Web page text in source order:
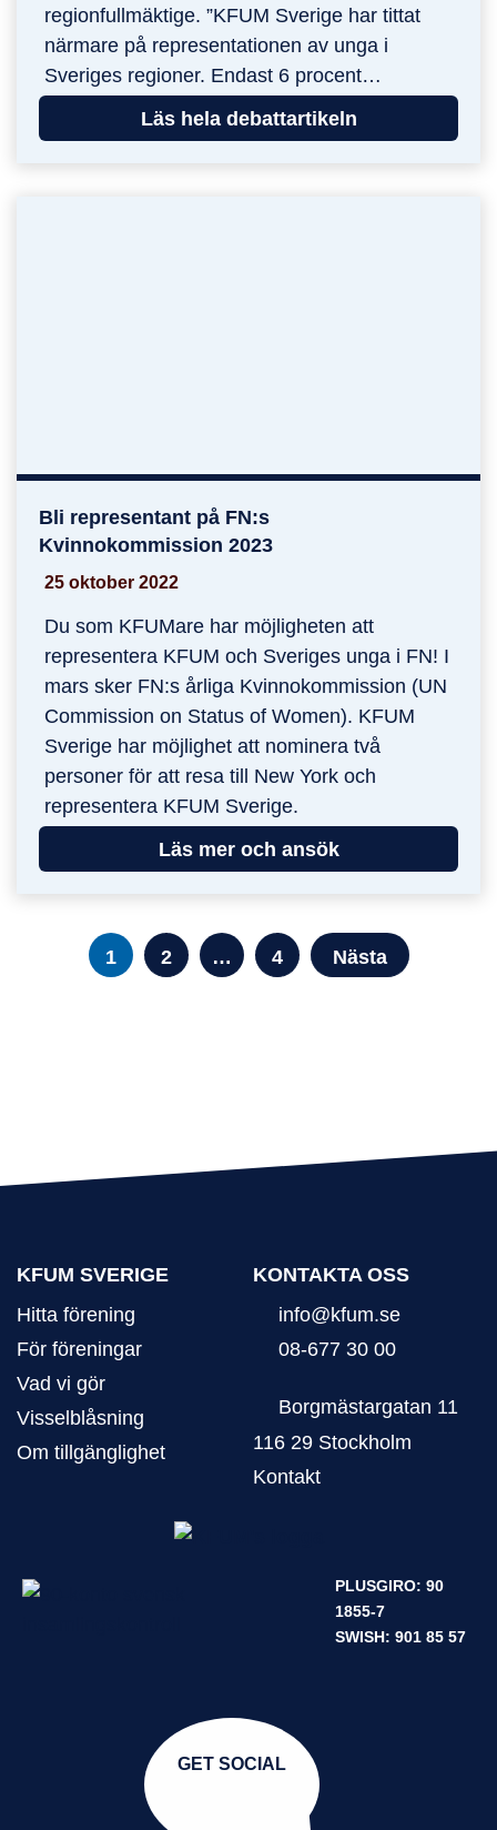
regionfullmäktige. ”KFUM Sverige har tittat
närmare på representationen av unga i
Sveriges regioner. Endast 6 procent…
Läs hela debattartikeln
Bli representant på FN:s
Kvinnokommission 2023
Bli representant på FN:s Kvinnokommission
25 oktober 2022
Du som KFUMare har möjligheten att
representera KFUM och Sveriges unga i FN! I
mars sker FN:s årliga Kvinnokommission (UN
Commission on Status of Women). KFUM
Sverige har möjlighet att nominera två
personer för att resa till New York och
representera KFUM Sverige.
Läs mer och ansök
SIDNUMRERING FÖR INLÄGG
1 2 … 4 Nästa
KFUM SVERIGE
Hitta förening
För föreningar
Vad vi gör
Visselblåsning
Om tillgänglighet
KONTAKTA OSS
info@kfum.se
08-677 30 00
Borgmästargatan 11
116 29 Stockholm
Kontakt
PLUSGIRO: 90
1855-7
SWISH: 901 85 57
GET SOCIAL